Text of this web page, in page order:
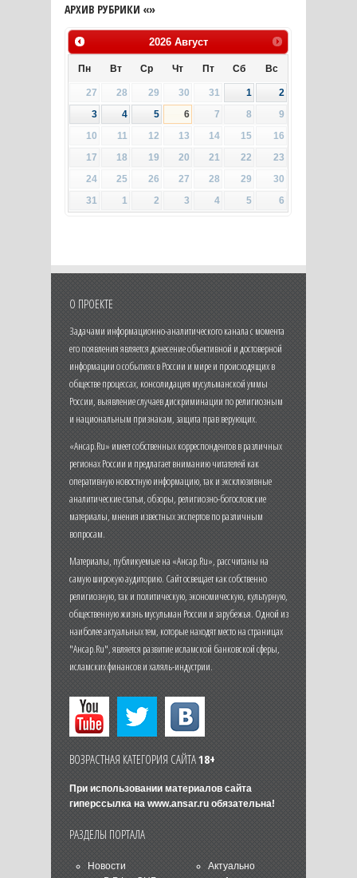
АРХИВ РУБРИКИ «»
2026 Август
Пн Вт Ср Чт Пт Сб Вс
27 28 29 30 31 1
2
3
4 5 6 7 8
9
10
11 12 13 14 15
16
17
18 19 20 21 22
23
24
25 26 27 28 29
30
31
1 2 3 4 5 6
О ПРОЕКТЕ
Задачами информационно-аналитического канала с момента
его появления является донесение объективной и достоверной
информации о событиях в России и мире и происходящих в
обществе процессах, консолидация мусульманской уммы
России, выявление случаев дискриминации по религиозным
и национальным признакам, защита прав верующих.
«Ансар.Ru» имеет собственных корреспондентов в различных
регионах России и предлагает вниманию читателей как
оперативную новостную информацию, так и эксклюзивные
аналитические статьи, обзоры, религиозно-богословские
материалы, мнения известных экспертов по различным
вопросам.
Материалы, публикуемые на «Ансар.Ru», рассчитаны на
самую широкую аудиторию. Сайт освещает как собственно
религиозную, так и политическую, экономическую, культурную,
общественную жизнь мусульман России и зарубежья. Одной из
наиболее актуальных тем, которые находят место на страницах
"Ансар.Ru", является развитие исламской банковской сферы,
исламских финансов и халяль-индустрии.
ВОЗРАСТНАЯ КАТЕГОРИЯ САЙТА18+
При использовании материалов сайта
гиперссылка на www.ansar.ruобязательна!
РАЗДЕЛЫ ПОРТАЛА
Новости
Актуально